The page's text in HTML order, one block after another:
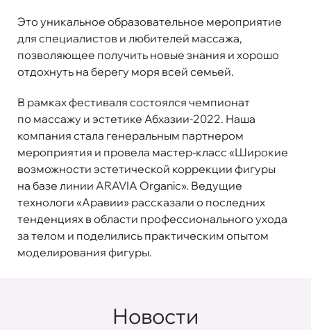
Это уникальное образовательное мероприятие
для специалистов и любителей массажа,
позволяющее получить новые знания и хорошо
отдохнуть на берегу моря всей семьей.
В рамках фестиваля состоялся чемпионат
по массажу и эстетике Абхазии-2022. Наша
компания стала генеральным партнером
мероприятия и провела мастер-класс «Широкие
возможности эстетической коррекции фигуры
на базе линии ARAVIA Organic». Ведущие
технологи «Аравии» рассказали о последних
тенденциях в области профессионального ухода
за телом и поделились практическим опытом
моделирования фигуры.
Новости